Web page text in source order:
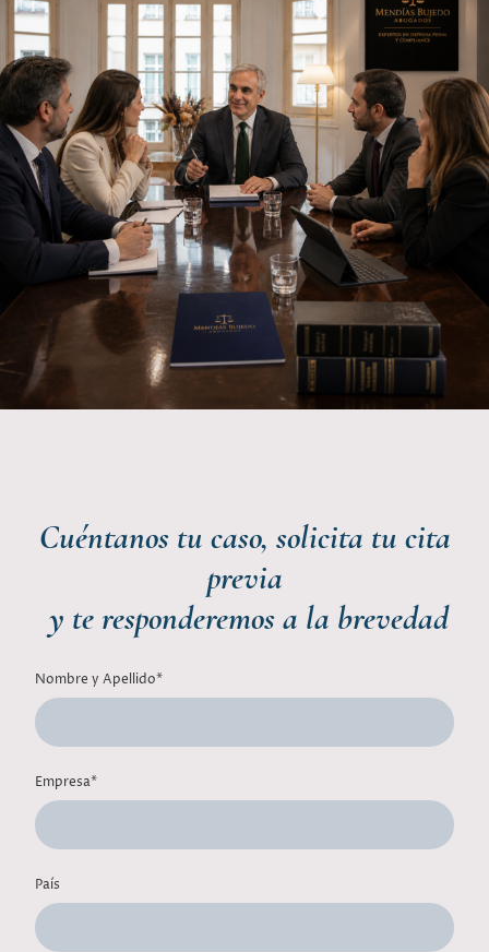
Cuéntanos tu caso, solicita tu cita
previa
y te responderemos a la brevedad
Nombre y Apellido*
Empresa*
País